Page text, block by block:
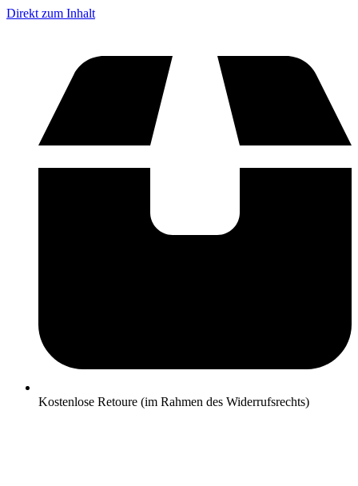
Direkt zum Inhalt
Kostenlose Retoure (im Rahmen des Widerrufsrechts)